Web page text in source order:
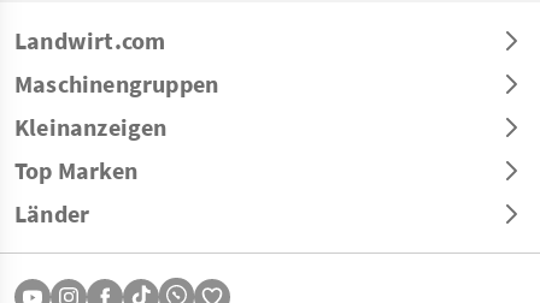
Landwirt.com
Maschinengruppen
Kleinanzeigen
Top Marken
Länder